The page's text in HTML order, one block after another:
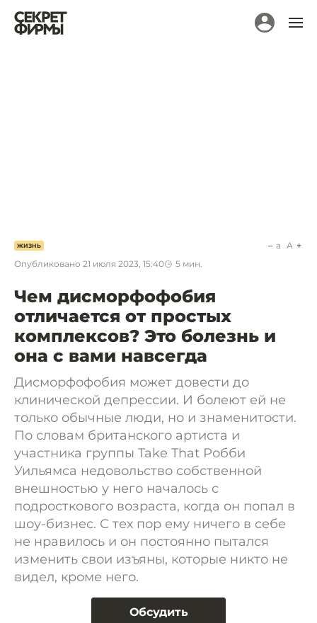
ЖИЗНЬ
Опубликовано 21 июля 2023, 15:40 5 мин.
a A
Чем дисморфофобия
отличается от простых
комплексов? Это болезнь и
она с вами навсегда
Дисморфофобия может довести до
клинической депрессии. И болеют ей не
только обычные люди, но и знаменитости.
По словам британского артиста и
участника группы Take That Робби
Уильямса недовольство собственной
внешностью у него началось с
подросткового возраста, когда он попал в
шоу-бизнес. С тех пор ему ничего в себе
не нравилось и он постоянно пытался
изменить свои изъяны, которые никто не
видел, кроме него.
Обсудить